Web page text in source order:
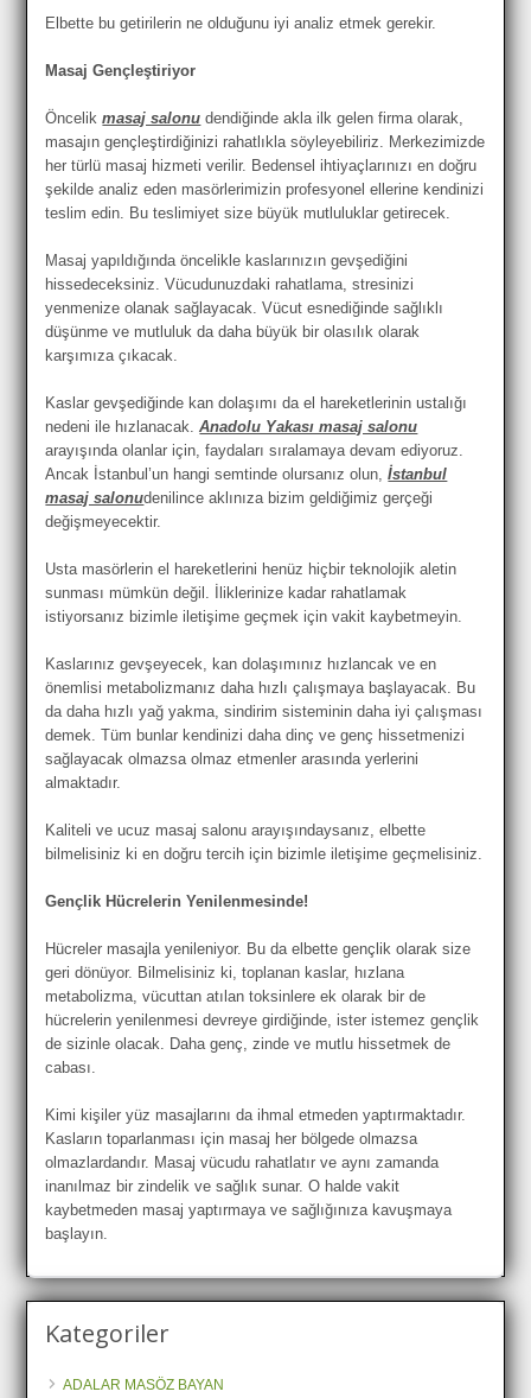
Elbette bu getirilerin ne olduğunu iyi analiz etmek gerekir.
Masaj Gençleştiriyor
Öncelikmasaj salonu dendiğinde akla ilk gelen firma olarak,
masajın gençleştirdiğinizi rahatlıkla söyleyebiliriz. Merkezimizde
her türlü masaj hizmeti verilir. Bedensel ihtiyaçlarınızı en doğru
şekilde analiz eden masörlerimizin profesyonel ellerine kendinizi
teslim edin. Bu teslimiyet size büyük mutluluklar getirecek.
Masaj yapıldığında öncelikle kaslarınızın gevşediğini
hissedeceksiniz. Vücudunuzdaki rahatlama, stresinizi
yenmenize olanak sağlayacak. Vücut esnediğinde sağlıklı
düşünme ve mutluluk da daha büyük bir olasılık olarak
karşımıza çıkacak.
Kaslar gevşediğinde kan dolaşımı da el hareketlerinin ustalığı
nedeni ile hızlanacak.Anadolu Yakası masaj salonu
arayışında olanlar için, faydaları sıralamaya devam ediyoruz.
Ancak İstanbul’un hangi semtinde olursanız olun,İstanbul
masaj salonudenilince aklınıza bizim geldiğimiz gerçeği
değişmeyecektir.
Usta masörlerin el hareketlerini henüz hiçbir teknolojik aletin
sunması mümkün değil. İliklerinize kadar rahatlamak
istiyorsanız bizimle iletişime geçmek için vakit kaybetmeyin.
Kaslarınız gevşeyecek, kan dolaşımınız hızlancak ve en
önemlisi metabolizmanız daha hızlı çalışmaya başlayacak. Bu
da daha hızlı yağ yakma, sindirim sisteminin daha iyi çalışması
demek. Tüm bunlar kendinizi daha dinç ve genç hissetmenizi
sağlayacak olmazsa olmaz etmenler arasında yerlerini
almaktadır.
Kaliteli ve ucuz masaj salonu arayışındaysanız, elbette
bilmelisiniz ki en doğru tercih için bizimle iletişime geçmelisiniz.
Gençlik Hücrelerin Yenilenmesinde!
Hücreler masajla yenileniyor. Bu da elbette gençlik olarak size
geri dönüyor. Bilmelisiniz ki, toplanan kaslar, hızlana
metabolizma, vücuttan atılan toksinlere ek olarak bir de
hücrelerin yenilenmesi devreye girdiğinde, ister istemez gençlik
de sizinle olacak. Daha genç, zinde ve mutlu hissetmek de
cabası.
Kimi kişiler yüz masajlarını da ihmal etmeden yaptırmaktadır.
Kasların toparlanması için masaj her bölgede olmazsa
olmazlardandır. Masaj vücudu rahatlatır ve aynı zamanda
inanılmaz bir zindelik ve sağlık sunar. O halde vakit
kaybetmeden masaj yaptırmaya ve sağlığınıza kavuşmaya
başlayın.
Kategoriler
ADALAR MASÖZ BAYAN